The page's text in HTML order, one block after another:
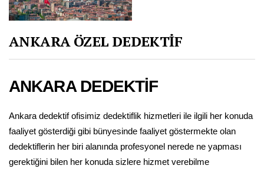
ANKARA ÖZEL DEDEKTİF
ANKARA DEDEKTİF
Ankara dedektif ofisimiz dedektiflik hizmetleri ile ilgili her konuda
faaliyet gösterdiği gibi bünyesinde faaliyet göstermekte olan
dedektiflerin her biri alanında profesyonel nerede ne yapması
gerektiğini bilen her konuda sizlere hizmet verebilme